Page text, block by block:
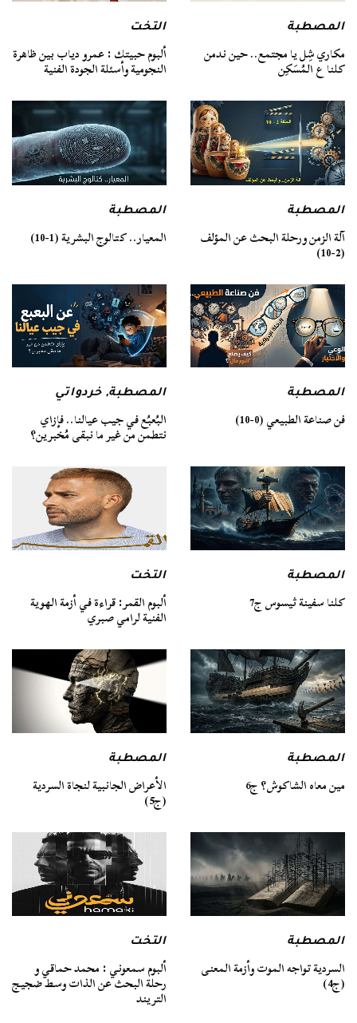
المصطبة
مكاري شِل يا مجتمع.. حين ندمن
كلنا ع المُسَكِن
التخت
ألبوم حبيتك : عمرو دياب بين ظاهرة
النجومية وأسئلة الجودة الفنية
المصطبة
آلة الزمن ورحلة البحث عن المؤلف
(2-10)
المصطبة
المعيار.. كتالوج البشرية (1-10)
المصطبة
فن صناعة الطبيعي (0-10)
المصطبة,خردواتي
البُعبُع في جيب عيالنا.. فإزاي
نتطمن من غير ما نبقى مُخبرين؟
المصطبة
كلنا سفينة ثيسوس ج7
التخت
ألبوم القمر: قراءة في أزمة الهوية
الفنية لرامي صبري
المصطبة
مين معاه الشاكوش؟ ج6
المصطبة
الأعراض الجانبية لنجاة السردية
(ج5)
المصطبة
السردية تواجه الموت وأزمة المعنى
(ج4)
التخت
ألبوم سمعوني : محمد حماقي و
رحلة البحث عن الذات وسط ضجيج
التريند